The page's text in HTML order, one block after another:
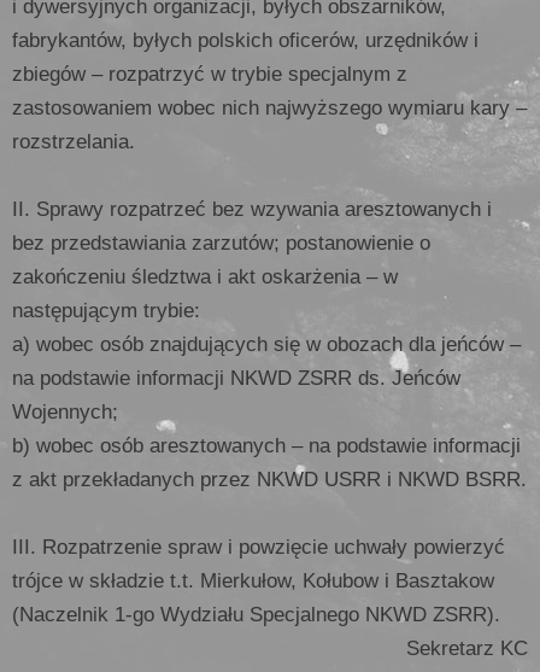
i dywersyjnych organizacji, byłych obszarników,
fabrykantów, byłych polskich oficerów, urzędników i
zbiegów – rozpatrzyć w trybie specjalnym z
zastosowaniem wobec nich najwyższego wymiaru kary –
rozstrzelania.
II. Sprawy rozpatrzeć bez wzywania aresztowanych i
bez przedstawiania zarzutów; postanowienie o
zakończeniu śledztwa i akt oskarżenia – w
następującym trybie:
a) wobec osób znajdujących się w obozach dla jeńców –
na podstawie informacji NKWD ZSRR ds. Jeńców
Wojennych;
b) wobec osób aresztowanych – na podstawie informacji
z akt przekładanych przez NKWD USRR i NKWD BSRR.
III. Rozpatrzenie spraw i powzięcie uchwały powierzyć
trójce w składzie t.t. Mierkułow, Kołubow i Basztakow
(Naczelnik 1-go Wydziału Specjalnego NKWD ZSRR).
Sekretarz KC